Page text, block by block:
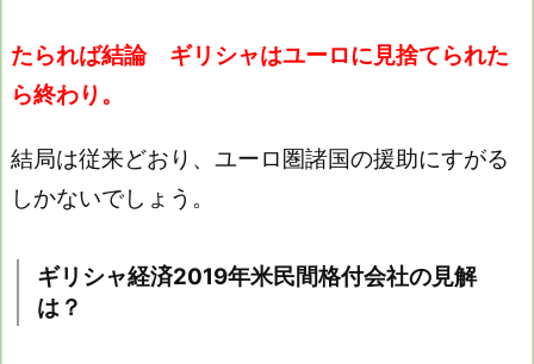
たられば結論 ギリシャはユーロに見捨てられた
ら終わり。
結局は従来どおり、ユーロ圏諸国の援助にすがる
しかないでしょう。
ギリシャ経済2019年米民間格付会社の見解
は？